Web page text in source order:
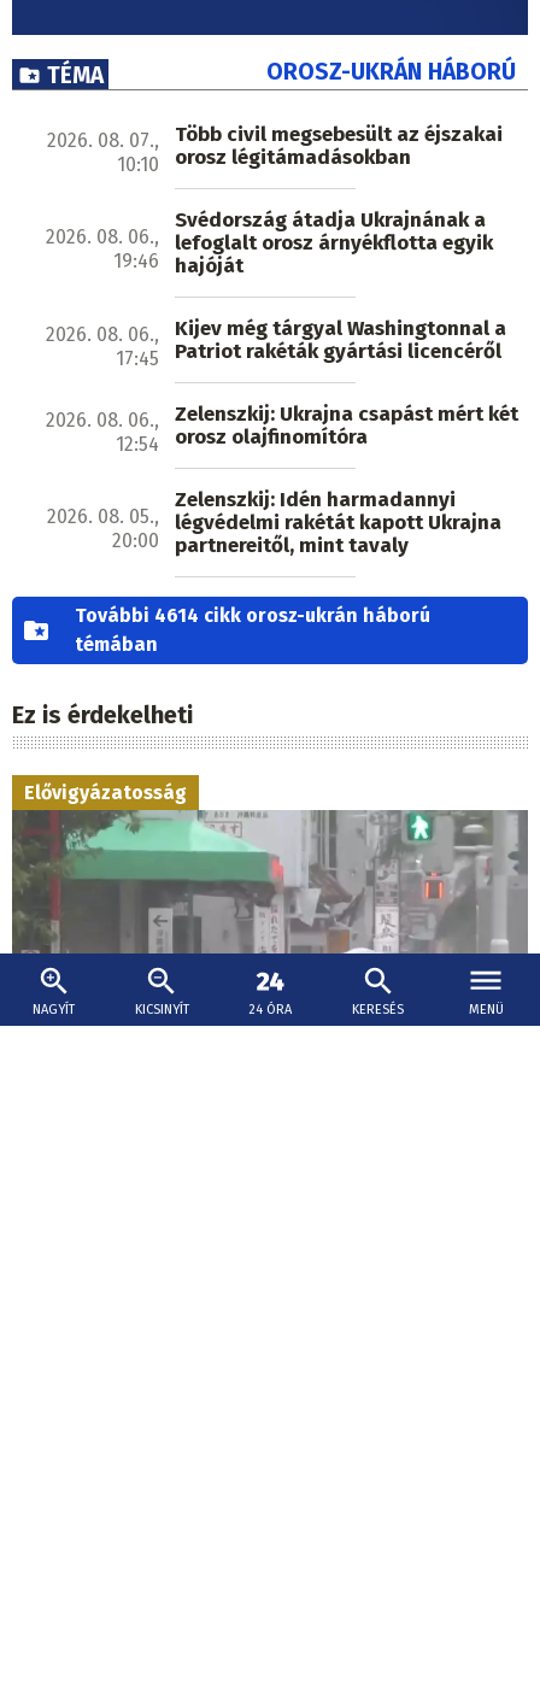
NAGYÍT KICSINYÍT 24 ÓRA KERESÉS MENÜ
TÉMA OROSZ-UKRÁN HÁBORÚ
2026. 08. 07.,
10:10
Több civil megsebesült az éjszakai
orosz légitámadásokban
2026. 08. 06.,
19:46
Svédország átadja Ukrajnának a
lefoglalt orosz árnyékflotta egyik
hajóját
2026. 08. 06.,
17:45
Kijev még tárgyal Washingtonnal a
Patriot rakéták gyártási licencéről
2026. 08. 06.,
12:54
Zelenszkij: Ukrajna csapást mért két
orosz olajfinomítóra
2026. 08. 05.,
20:00
Zelenszkij: Idén harmadannyi
légvédelmi rakétát kapott Ukrajna
partnereitől, mint tavaly
További 4614 cikk orosz-ukrán háború
témában
Ez is érdekelheti
Elővigyázatosság